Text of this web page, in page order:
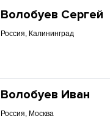
Волобуев Сергей
Россия, Калининград
Волобуев Иван
Россия, Москва